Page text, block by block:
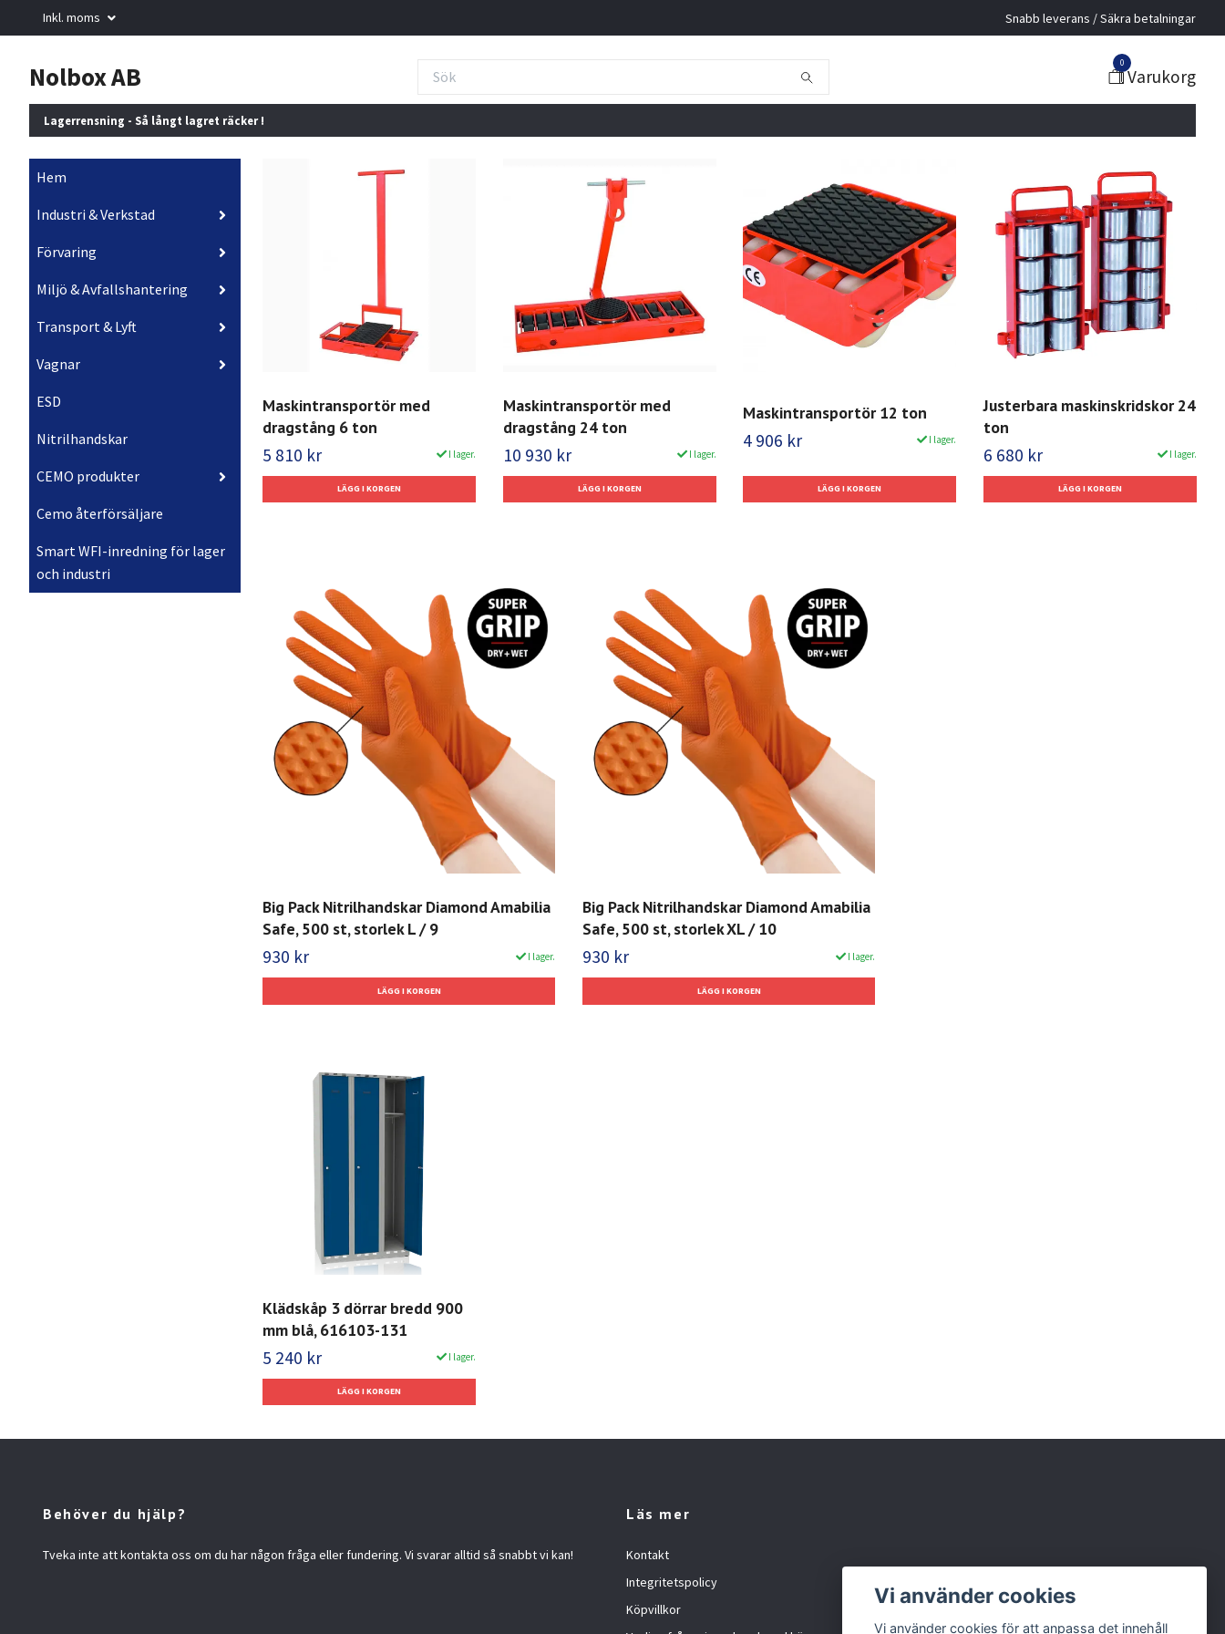
Inkl. moms Snabb leverans / Säkra betalningar
Nolbox AB 0
Varukorg
Lagerrensning - Så långt lagret räcker !
Hem
Industri & Verkstad
Förvaring
Miljö & Avfallshantering
Transport & Lyft
Vagnar
ESD
Nitrilhandskar
CEMO produkter
Cemo återförsäljare
Smart WFI-inredning för lager
och industri
Maskintransportör med
dragstång 6 ton
5 810 kr I lager.
Maskintransportör med
dragstång 24 ton
10 930 kr I lager.
Maskintransportör 12 ton
4 906 kr I lager.
Justerbara maskinskridskor 24
ton
6 680 kr I lager.
Big Pack Nitrilhandskar Diamond Amabilia
Safe, 500 st, storlek L / 9
930 kr I lager.
Big Pack Nitrilhandskar Diamond Amabilia
Safe, 500 st, storlek XL / 10
930 kr I lager.
Klädskåp 3 dörrar bredd 900
mm blå, 616103-131
5 240 kr I lager.
Behöver du hjälp?
Tveka inte att kontakta oss om du har någon fråga eller fundering. Vi svarar alltid så snabbt vi kan!
Läs mer
Kontakt
Integritetspolicy
Köpvillkor
Vi använder cookies
Vi använder cookies för att anpassa det innehåll